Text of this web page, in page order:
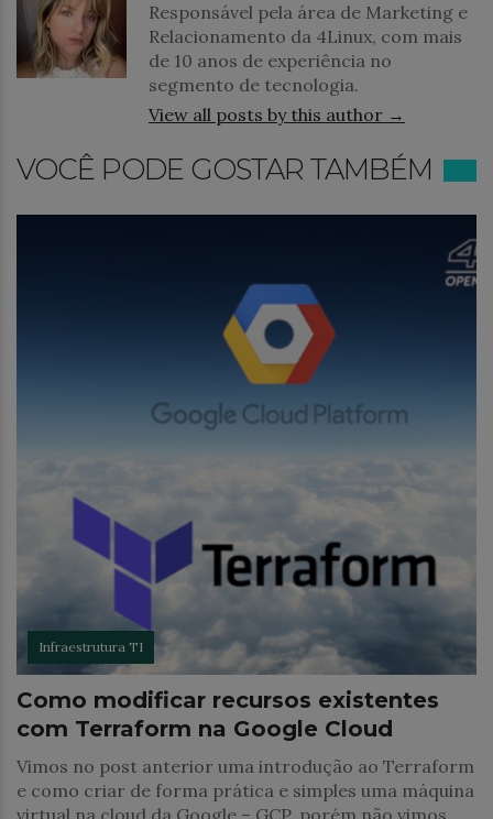
Responsável pela área de Marketing e
Relacionamento da 4Linux, com mais
de 10 anos de experiência no
segmento de tecnologia.
View all posts by this author →
VOCÊ PODE GOSTAR TAMBÉM
Infraestrutura TI
Como modificar recursos existentes
com Terraform na Google Cloud
Vimos no post anterior uma introdução ao Terraform
e como criar de forma prática e simples uma máquina